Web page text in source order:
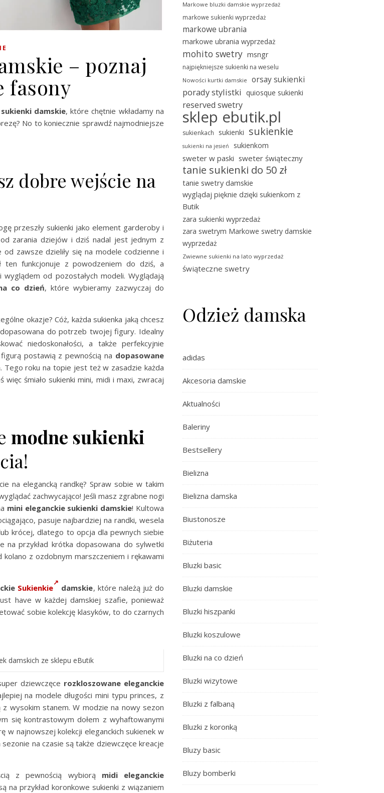
– poznaj
fasony
damskie, które chętnie wkładamy na
No to koniecznie sprawdź najmodniejsze
dobre wejście na
przeszły sukienki jako element garderoby i
zarania dziejów i dziś nadal jest jednym z
zawsze dzieliły się na modele codzienne i
ten funkcjonuje z powodzeniem do dziś, a
od pozostałych modeli. Wyglądają
co dzień, które wybieramy zazwyczaj do
okazje? Cóż, każda sukienka jaką chcesz
do potrzeb twojej figury. Idealny
niedoskonałości, a także perfekcyjnie
postawią z pewnością na dopasowane
Tego roku na topie jest też w zasadzie każda
śmiało sukienki mini, midi i maxi, zwracaj
modne sukienki
na elegancką randkę? Spraw sobie w takim
zachwycająco! Jeśli masz zgrabne nogi
mini eleganckie sukienki damskie! Kultowa
pasuje najbardziej na randki, wesela
krócej, dlatego to opcja dla pewnych siebie
przykład krótka dopasowana do sylwetki
z ozdobnym marszczeniem i rękawami
Sukienkie damskie, które należą już do
have w każdej damskiej szafie, ponieważ
sobie kolekcję klasyków, to do czarnych
damskich ze sklepu eButik
dziewczęce rozkloszowane eleganckie
na modele długości mini typu princes, z
wysokim stanem. W modzie na nowy sezon
się kontrastowym dołem z wyhaftowanymi
w najnowszej kolekcji eleganckich sukienek w
na czasie są także dziewczęce kreacje
z pewnością wybiorą midi eleganckie
na przykład koronkowe sukienki z wiązaniem
Markowe bluzki damskie wyprzedaż
markowe sukienki wyprzedaż
markowe ubrania
markowe ubrania wyprzedaż
mohito swetry msngr
najpiękniejsze sukienki na weselu
Nowości kurtki damskie orsay sukienki
porady stylistki quiosque sukienki
reserved swetry
sklep ebutik.pl
sukienkach sukienki sukienkie
sukienki na jesień sukienkom
sweter w paski sweter świąteczny
tanie sukienki do 50 zł
tanie swetry damskie
wyglądaj pięknie dzięki sukienkom z
Butik
zara sukienki wyprzedaż
zara swetrym Markowe swetry damskie
wyprzedaż
Zwiewne sukienki na lato wyprzedaż
świąteczne swetry
Odzież damska
adidas
Akcesoria damskie
Aktualności
Baleriny
Bestsellery
Bielizna
Bielizna damska
Biustonosze
Biżuteria
Bluzki basic
Bluzki damskie
Bluzki hiszpanki
Bluzki koszulowe
Bluzki na co dzień
Bluzki wizytowe
Bluzki z falbaną
Bluzki z koronką
Bluzy basic
Bluzy bomberki